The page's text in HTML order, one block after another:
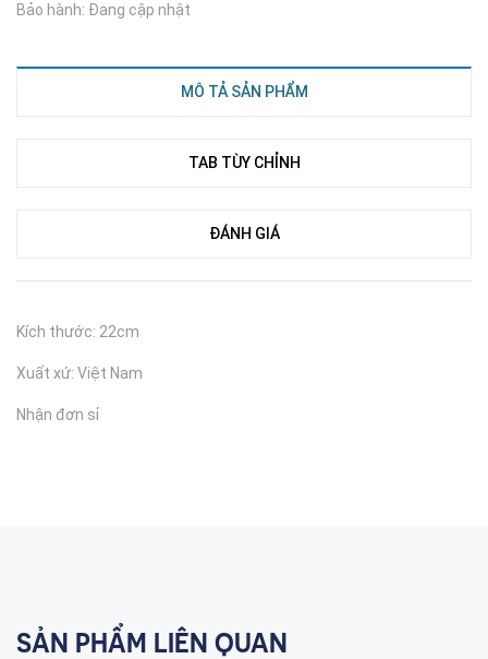
Bảo hành: Đang cập nhật
MÔ TẢ SẢN PHẨM
TAB TÙY CHỈNH
ĐÁNH GIÁ
Kích thước: 22cm
Xuất xứ: Việt Nam
Nhận đơn sỉ
SẢN PHẨM LIÊN QUAN